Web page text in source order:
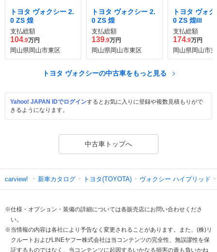
トヨタ ヴォクシー 2.
0 ZS 煌
支払総額
104.9万円
岡山県岡山市東区
トヨタ ヴォクシー 2.
0 ZS 煌
支払総額
139.9万円
岡山県岡山市東区
トヨタ ヴォ
0 ZS 煌III
支払総額
174.9万円
岡山県岡山市
トヨタ ヴォクシーの中古車をもっと見る
Yahoo! JAPAN IDでログインするとお気に入りに登録や複数見積もりがで
きるようになります。
中古車トップへ
carview! 新車カタログ トヨタ(TOYOTA) ヴォクシー ハイブリッド
※仕様・オプション・装備の詳細については各販売店にお問い合わせくださ
い。
※当情報の内容は各社により予告なく変更されることがあります。また、(株)リ
クルートおよびLINEヤフー株式会社は当コンテンツの完全性、無誤謬性を保
証するものではなく、当コンテンツに起因するいかなる損害の責も負いかね